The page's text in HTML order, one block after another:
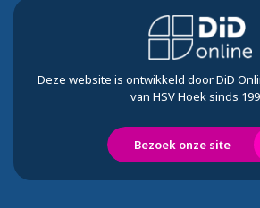
Deze website is ontwikkeld door DiD
van HSV Hoek sinds
Bezoek onze site